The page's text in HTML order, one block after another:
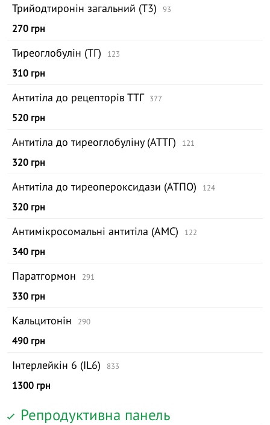
Трийодтиронін загальний (Т3) 93
270 грн
Тиреоглобулін (ТГ) 123
310 грн
Антитіла до рецепторів ТТГ 377
520 грн
Антитіла до тиреоглобуліну (АТТГ) 121
320 грн
Антитіла до тиреопероксидази (АТПО) 124
320 грн
Антимікросомальні антитіла (АМС) 122
340 грн
Паратгормон 291
330 грн
Кальцитонін 290
490 грн
Інтерлейкін 6 (ІL6) 833
1300 грн
Репродуктивна панель